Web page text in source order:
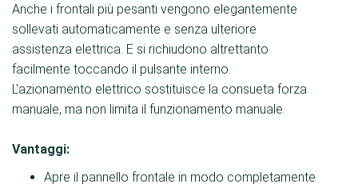
Anche i frontali più pesanti vengono elegantemente
sollevati automaticamente e senza ulteriore
assistenza elettrica. E si richiudono altrettanto
facilmente toccando il pulsante interno.
L'azionamento elettrico sostituisce la consueta forza
manuale, ma non limita il funzionamento manuale.
Vantaggi:
Apre il pannello frontale in modo completamente